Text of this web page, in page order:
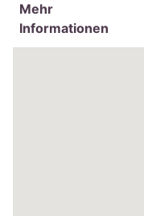
Mehr
Informationen